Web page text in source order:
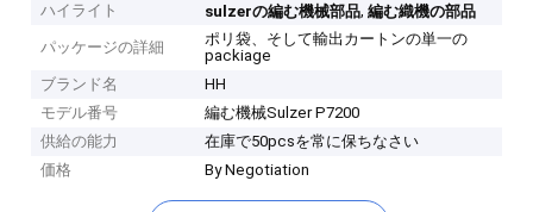
ハイライト sulzerの編む機械部品,編む織機の部品
パッケージの詳細
ポリ袋、そして輸出カートンの単一の
packiage
ブランド名
HH
モデル番号
編む機械Sulzer P7200
供給の能力
在庫で50pcsを常に保ちなさい
価格
By Negotiation